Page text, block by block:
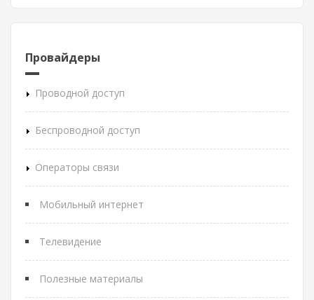
Провайдеры
Проводной доступ
Беспроводной доступ
Операторы связи
Мобильный интернет
Телевидение
Полезные материалы